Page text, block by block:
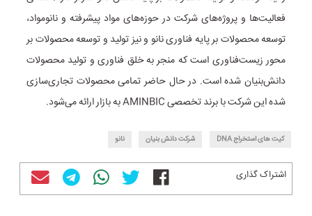
فعالیت‌ها و پروژه‌های شرکت در حوزه‌های مواد پیشرفته و نانومواد،
توسعه محصولات بر پایه فناوری نانو و نیز تولید و توسعه محصولات بر
محور زیست‌فناوری است که منجر به خلق فناوری و تولید محصولات
دانش‌بنیان شده است. در حال حاضر تمامی محصولات تجاری‌سازی
شده این شرکت با برند تخصصی AMINBIC به بازار ارائه می‌شود.
کیت های استخراج DNA شرکت دانش بنیان نانو
اشتراک گذاری